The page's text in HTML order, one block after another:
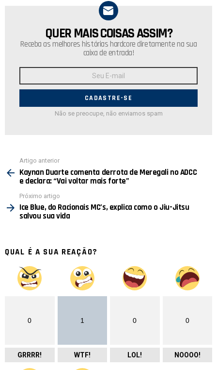
NEWSLETTER
QUER MAIS COISAS ASSIM?
Receba as melhores histórias hardcore diretamente na sua
caixa de entrada!
E-
Não se preocupe, não enviamos spam
mais
Artigo anterior
Kaynan Duarte comenta derrota de Meregali no ADCC
e declara: “Vai voltar mais forte”
Próximo artigo
Ice Blue, do Racionais MC’s, explica como o Jiu-Jitsu
salvou sua vida
QUAL É A SUA REAÇÃO?
0
GRRRR!
1
WTF!
0
LOL!
0
NOOOO!